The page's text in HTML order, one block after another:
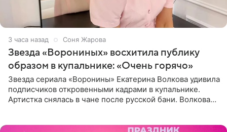
3 часа назад Соня Жарова
Звезда «Ворониных» восхитила публику
образом в купальнике: «Очень горячо»
Звезда сериала «Воронины» Екатерина Волкова удивила
подписчиков откровенными кадрами в купальнике.
Артистка снялась в чане после русской бани. Волкова